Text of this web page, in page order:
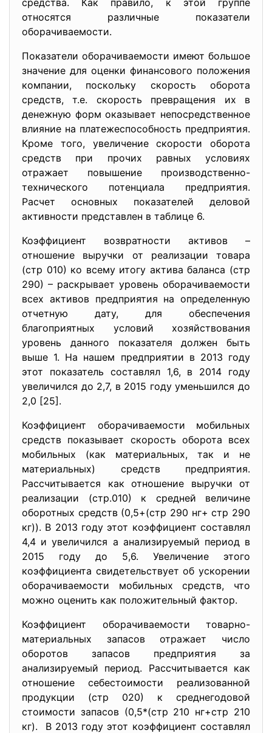
средства. Как правило, к этой группе
относятся различные показатели
оборачиваемости.
Показатели оборачиваемости имеют большое
значение для оценки финансового положения
компании, поскольку скорость оборота
средств, т.е. скорость превращения их в
денежную форм оказывает непосредственное
влияние на платежеспособность предприятия.
Кроме того, увеличение скорости оборота
средств при прочих равных условиях
отражает повышение производственно-
технического потенциала предприятия.
Расчет основных показателей деловой
активности представлен в таблице 6.
Коэффициент возвратности активов –
отношение выручки от реализации товара
(стр 010) ко всему итогу актива баланса (стр
290) – раскрывает уровень оборачиваемости
всех активов предприятия на определенную
отчетную дату, для обеспечения
благоприятных условий хозяйствования
уровень данного показателя должен быть
выше 1. На нашем предприятии в 2013 году
этот показатель составлял 1,6, в 2014 году
увеличился до 2,7, в 2015 году уменьшился до
2,0 [25].
Коэффициент оборачиваемости мобильных
средств показывает скорость оборота всех
мобильных (как материальных, так и не
материальных) средств предприятия.
Рассчитывается как отношение выручки от
реализации (стр.010) к средней величине
оборотных средств (0,5+(стр 290 нг+ стр 290
кг)). В 2013 году этот коэффициент составлял
4,4 и увеличился а анализируемый период в
2015 году до 5,6. Увеличение этого
коэффициента свидетельствует об ускорении
оборачиваемости мобильных средств, что
можно оценить как положительный фактор.
Коэффициент оборачиваемости товарно-
материальных запасов отражает число
оборотов запасов предприятия за
анализируемый период. Рассчитывается как
отношение себестоимости реализованной
продукции (стр 020) к среднегодовой
стоимости запасов (0,5*(стр 210 нг+стр 210
кг). В 2013 году этот коэффициент составлял